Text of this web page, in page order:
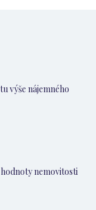
výše nájemného
nemovitosti